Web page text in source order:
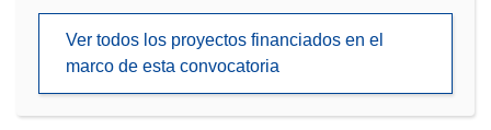
nueva
Ver todos los proyectos financiados en el
marco de esta convocatoria